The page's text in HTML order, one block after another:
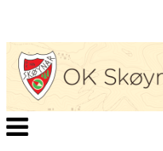
Veksle
navigasjon